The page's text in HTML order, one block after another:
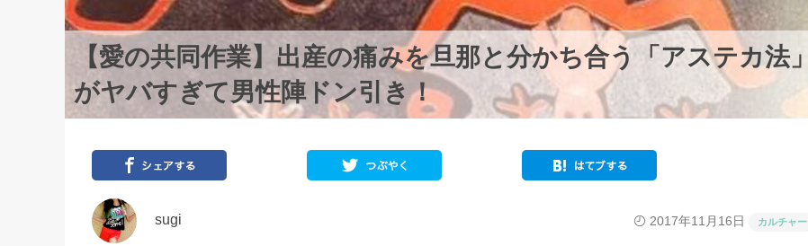
【愛の共同作業】出産の痛みを旦那と分かち合う「アステカ法」
がヤバすぎて男性陣ドン引き！
sugi 2017年11月16日 カルチャー